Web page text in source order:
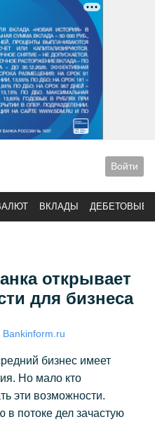
Войти
ВКЛАДЫ ДЕБЕТОВЫЕ
открывает
для бизнеса
бизнес имеет
Но мало кто
эти возможности.
потоке дел зачастую